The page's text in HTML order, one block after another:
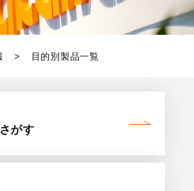
目的別製品一覧
さがす